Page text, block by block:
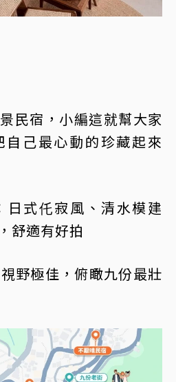
民宿，小編這就幫大家
己最心動的珍藏起來
日式仛寂風、清水模建
舒適有好拍
視野極佳，俯瞰九份最壯